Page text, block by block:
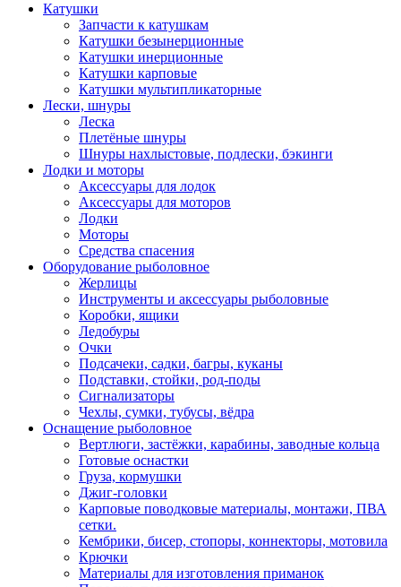
Катушки
Запчасти к катушкам
Катушки безынерционные
Катушки инерционные
Катушки карповые
Катушки мультипликаторные
Лески, шнуры
Леска
Плетёные шнуры
Шнуры нахлыстовые, подлески, бэкинги
Лодки и моторы
Аксессуары для лодок
Аксессуары для моторов
Лодки
Моторы
Средства спасения
Оборудование рыболовное
Жерлицы
Инструменты и аксессуары рыболовные
Коробки, ящики
Ледобуры
Очки
Подсачеки, садки, багры, куканы
Подставки, стойки, род-поды
Сигнализаторы
Чехлы, сумки, тубусы, вёдра
Оснащение рыболовное
Вертлюги, застёжки, карабины, заводные кольца
Готовые оснастки
Груза, кормушки
Джиг-головки
Карповые поводковые материалы, монтажи, ПВА
сетки.
Кембрики, бисер, стопоры, коннекторы, мотовила
Крючки
Материалы для изготовления приманок